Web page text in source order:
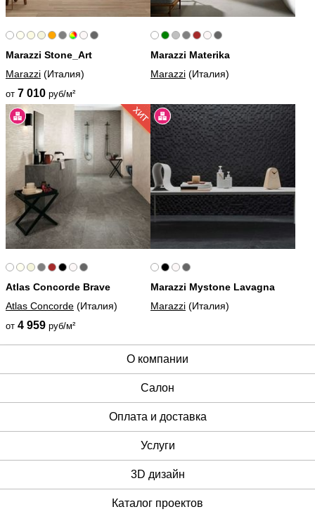
Marazzi Stone_Art
Marazzi (Италия)
от 7 010 руб/м²
Marazzi Materika
Marazzi (Италия)
Atlas Concorde Brave
Atlas Concorde (Италия)
от 4 959 руб/м²
Marazzi Mystone Lavagna
Marazzi (Италия)
О компании
Cалон
Оплата и доставка
Услуги
3D дизайн
Каталог проектов